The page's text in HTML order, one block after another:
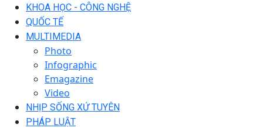
KHOA HỌC - CÔNG NGHỆ
QUỐC TẾ
MULTIMEDIA
Photo
Infographic
Emagazine
Video
NHỊP SỐNG XỨ TUYÊN
PHÁP LUẬT